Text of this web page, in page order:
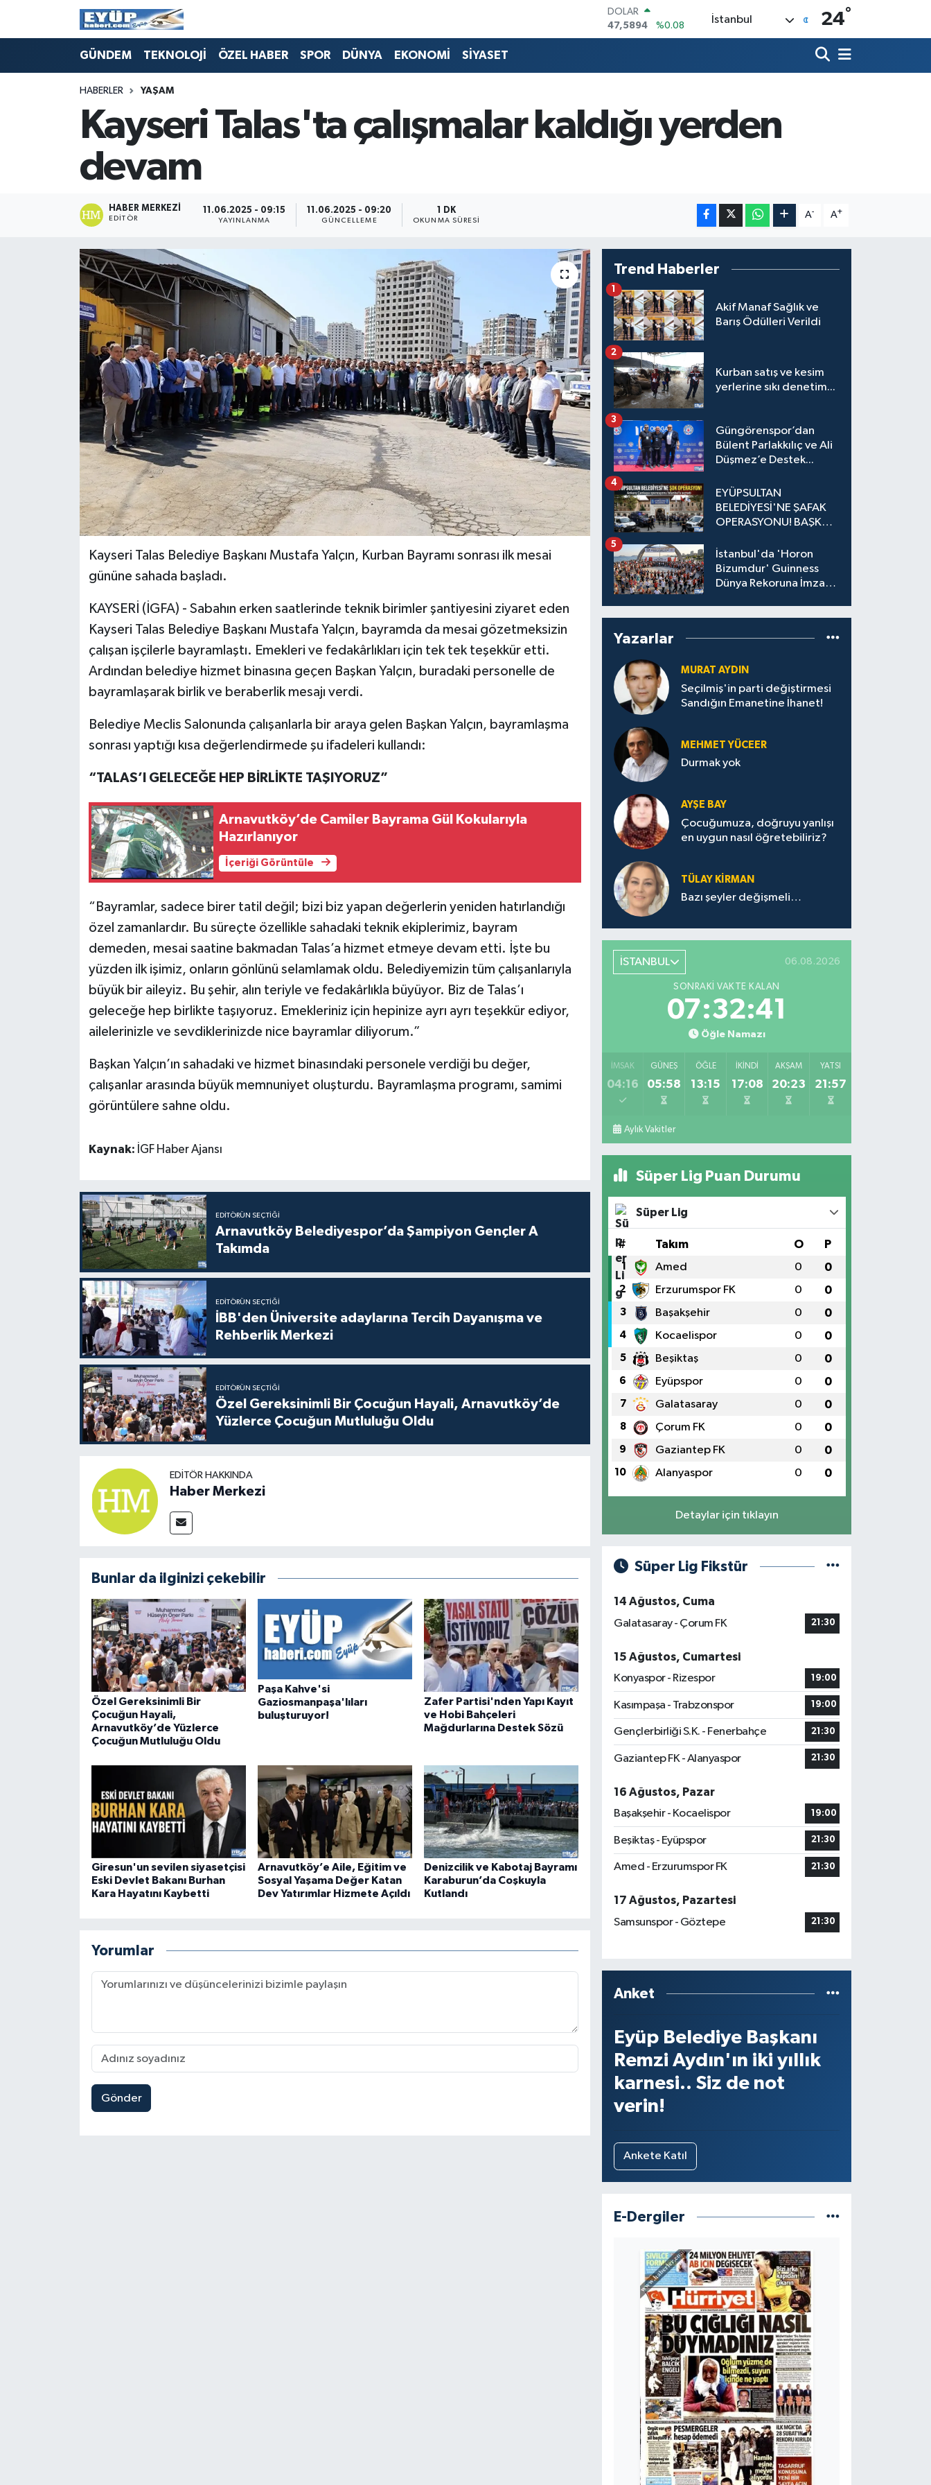
DOLAR
47,5894
%0.08
EURO
6527.85
BİST100
13.703
%11
İstanbul 24°
GÜNDEM TEKNOLOJİ ÖZEL HABER SPOR DÜNYA EKONOMİ SİYASET
HABERLER YAŞAM
Kayseri Talas'ta çalışmalar kaldığı yerden
devam
HABER MERKEZI
EDITÖR
11.06.2025 - 09:15
YAYINLANMA
11.06.2025 - 09:20
GÜNCELLEME
1 DK
OKUNMA SÜRESI
A- A+
Kayseri Talas Belediye Başkanı Mustafa Yalçın, Kurban Bayramı sonrası ilk mesai
gününe sahada başladı.
KAYSERİ (İGFA) - Sabahın erken saatlerinde teknik birimler şantiyesini ziyaret eden
Kayseri Talas Belediye Başkanı Mustafa Yalçın, bayramda da mesai gözetmeksizin
çalışan işçilerle bayramlaştı. Emekleri ve fedakârlıkları için tek tek teşekkür etti.
Ardından belediye hizmet binasına geçen Başkan Yalçın, buradaki personelle de
bayramlaşarak birlik ve beraberlik mesajı verdi.
Belediye Meclis Salonunda çalışanlarla bir araya gelen Başkan Yalçın, bayramlaşma
sonrası yaptığı kısa değerlendirmede şu ifadeleri kullandı:
“TALAS’I GELECEĞE HEP BİRLİKTE TAŞIYORUZ”
Arnavutköy’de Camiler Bayrama Gül Kokularıyla
Hazırlanıyor
İçeriği Görüntüle
“Bayramlar, sadece birer tatil değil; bizi biz yapan değerlerin yeniden hatırlandığı
özel zamanlardır. Bu süreçte özellikle sahadaki teknik ekiplerimiz, bayram
demeden, mesai saatine bakmadan Talas’a hizmet etmeye devam etti. İşte bu
yüzden ilk işimiz, onların gönlünü selamlamak oldu. Belediyemizin tüm çalışanlarıyla
büyük bir aileyiz. Bu şehir, alın teriyle ve fedakârlıkla büyüyor. Biz de Talas’ı
geleceğe hep birlikte taşıyoruz. Emekleriniz için hepinize ayrı ayrı teşekkür ediyor,
ailelerinizle ve sevdiklerinizde nice bayramlar diliyorum.”
Başkan Yalçın’ın sahadaki ve hizmet binasındaki personele verdiği bu değer,
çalışanlar arasında büyük memnuniyet oluşturdu. Bayramlaşma programı, samimi
görüntülere sahne oldu.
Kaynak: İGF Haber Ajansı
EDITÖRÜN SEÇTIĞI
Arnavutköy Belediyespor’da Şampiyon Gençler A
Takımda
EDITÖRÜN SEÇTIĞI
İBB'den Üniversite adaylarına Tercih Dayanışma ve
Rehberlik Merkezi
EDITÖRÜN SEÇTIĞI
Özel Gereksinimli Bir Çocuğun Hayali, Arnavutköy’de
Yüzlerce Çocuğun Mutluluğu Oldu
EDITÖR HAKKINDA
Haber Merkezi
Bunlar da ilginizi çekebilir
Özel Gereksinimli Bir
Çocuğun Hayali,
Arnavutköy’de Yüzlerce
Çocuğun Mutluluğu Oldu
Paşa Kahve'si
Gaziosmanpaşa'lıları
buluşturuyor!
Zafer Partisi'nden Yapı Kayıt
ve Hobi Bahçeleri
Mağdurlarına Destek Sözü
Giresun'un sevilen siyasetçisi
Eski Devlet Bakanı Burhan
Kara Hayatını Kaybetti
Arnavutköy’e Aile, Eğitim ve
Sosyal Yaşama Değer Katan
Dev Yatırımlar Hizmete Açıldı
Denizcilik ve Kabotaj Bayramı
Karaburun’da Coşkuyla
Kutlandı
Yorumlar
Gönder
Trend Haberler
Akif Manaf Sağlık ve
Barış Ödülleri Verildi
1
Kurban satış ve kesim
yerlerine sıkı denetim...
2
Güngörenspor’dan
Bülent Parlakkılıç ve Ali
Düşmez’e Destek...
3
EYÜPSULTAN
BELEDİYESİ'NE ŞAFAK
OPERASYONU! BAŞKAN
KALEM MÜDÜRÜ
GÖZALTINDA
4
İstanbul'da 'Horon
Bizumdur' Guinness
Dünya Rekoruna İmza
5
Yazarlar
MURAT AYDIN
Seçilmiş'in parti değiştirmesi
Sandığın Emanetine İhanet!
MEHMET YÜCEER
Durmak yok
AYŞE BAY
Çocuğumuza, doğruyu yanlışı
en uygun nasıl öğretebiliriz?
TÜLAY KİRMAN
Bazı şeyler değişmeli…
İSTANBUL 06.08.2026
SONRAKI VAKTE KALAN
07:32:41
Öğle Namazı
İMSAK
04:16
GÜNEŞ
05:58
ÖĞLE
13:15
İKINDI
17:08
AKŞAM
20:23
YATSI
21:57
Aylık Vakitler
Süper Lig Puan Durumu
Süper Lig
# Takım O P
1 Amed 0 0
2 Erzurumspor FK 0 0
3 Başakşehir 0 0
4 Kocaelispor 0 0
5 Beşiktaş 0 0
6 Eyüpspor 0 0
7 Galatasaray 0 0
8 Çorum FK 0 0
9 Gaziantep FK 0 0
10 Alanyaspor 0 0
Detaylar için tıklayın
Süper Lig Fikstür
14 Ağustos, Cuma
Galatasaray - Çorum FK
21:30
15 Ağustos, Cumartesi
Konyaspor - Rizespor
19:00
Kasımpaşa - Trabzonspor 19:00
Gençlerbirliği S.K. - Fenerbahçe 21:30
Gaziantep FK - Alanyaspor 21:30
16 Ağustos, Pazar
Başakşehir - Kocaelispor
19:00
Beşiktaş - Eyüpspor 21:30
Amed - Erzurumspor FK 21:30
17 Ağustos, Pazartesi
Samsunspor - Göztepe
21:30
Anket
Eyüp Belediye Başkanı
Remzi Aydın'ın iki yıllık
karnesi.. Siz de not
verin!
Ankete Katıl
E-Dergiler